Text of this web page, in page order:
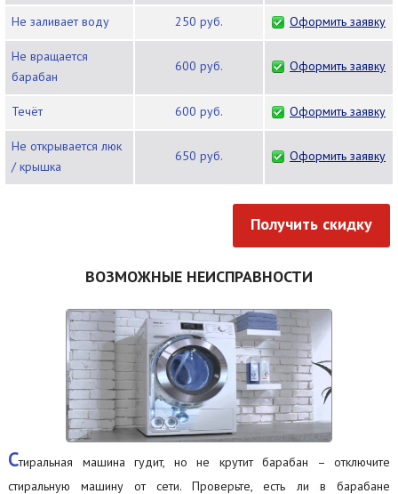
Не заливает воду 250 руб. Оформить заявку
Не вращается
барабан
600 руб. Оформить заявку
Течёт 600 руб. Оформить заявку
Не открывается люк
/ крышка
650 руб. Оформить заявку
Получить скидку
ВОЗМОЖНЫЕ НЕИСПРАВНОСТИ
Стиральная машина гудит, но не крутит барабан – отключите
стиральную машину от сети. Проверьте, есть ли в барабане